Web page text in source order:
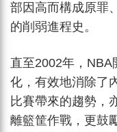
部因高而構成原罪
的削弱進程史。
直至2002年，
化，有效地消除了
比賽帶來的趨勢，
離籃筐作戰，更鼓